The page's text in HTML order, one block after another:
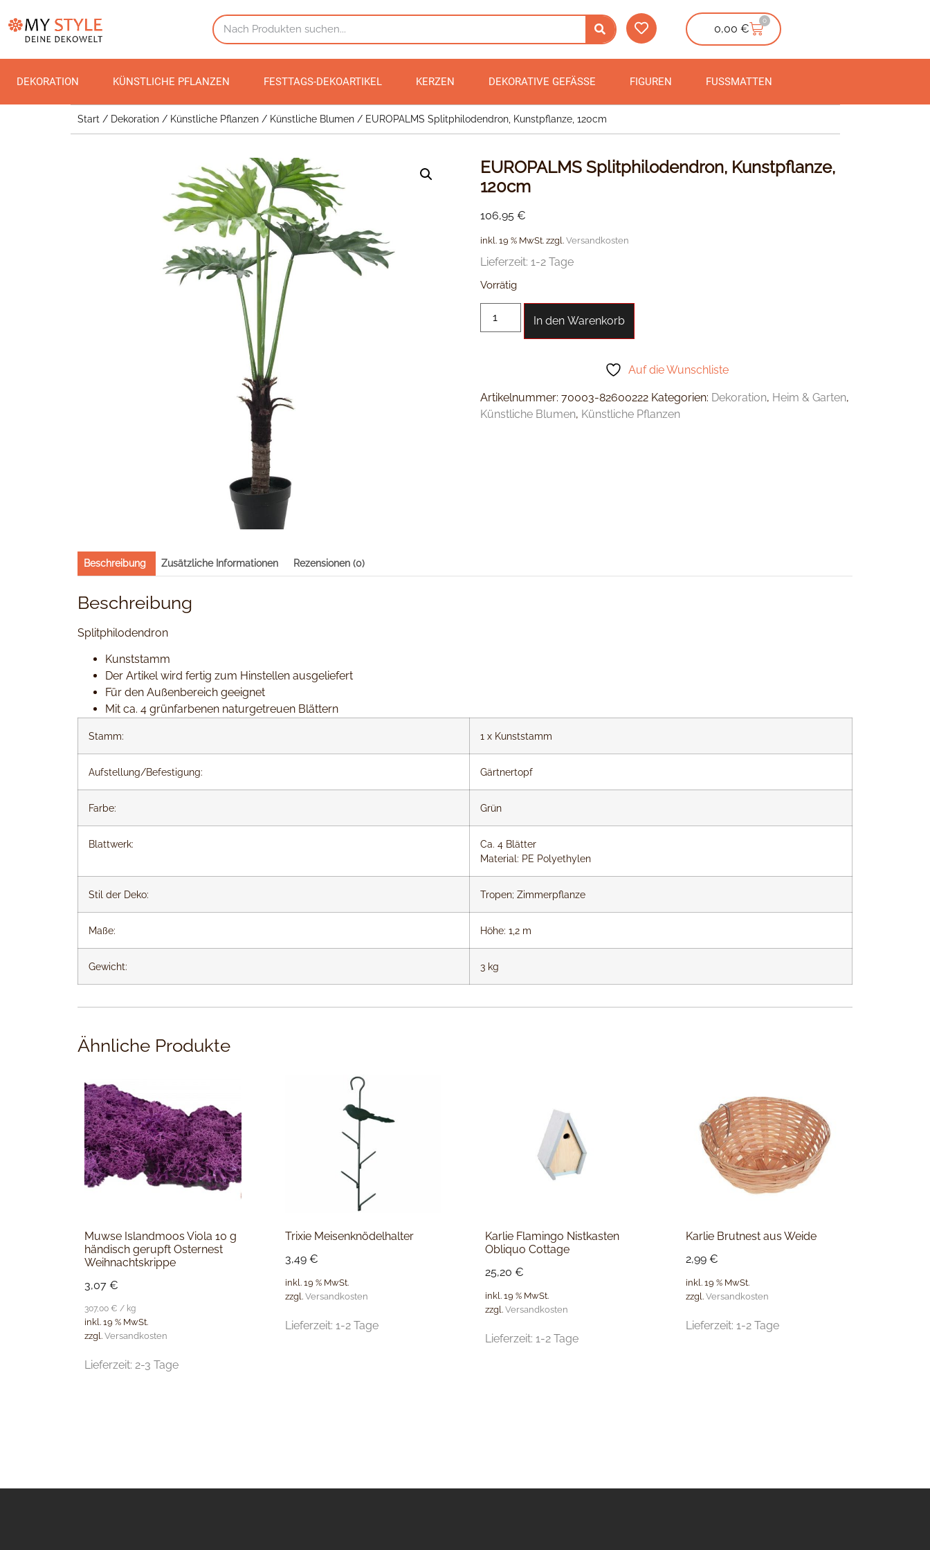
0,00€
0
DEKORATION KÜNSTLICHE PFLANZEN FESTTAGS-DEKOARTIKEL KERZEN DEKORATIVE GEFÄSSE FIGUREN FUSSMATTEN
Start / Dekoration / Künstliche Pflanzen / Künstliche Blumen / EUROPALMS Splitphilodendron, Kunstpflanze, 120cm
EUROPALMS Splitphilodendron, Kunstpflanze,
120cm
106,95€
inkl. 19 % MwSt. zzgl.Versandkosten
Lieferzeit:1-2 Tage
Vorrätig
In den Warenkorb
Auf die Wunschliste
Artikelnummer:70003-82600222 Kategorien: Dekoration, Heim & Garten,
Künstliche Blumen, Künstliche Pflanzen
Beschreibung Zusätzliche Informationen Rezensionen (0)
Beschreibung
Splitphilodendron
Kunststamm
Der Artikel wird fertig zum Hinstellen ausgeliefert
Für den Außenbereich geeignet
Mit ca. 4 grünfarbenen naturgetreuen Blättern
Stamm: 1 x Kunststamm
Aufstellung/Befestigung: Gärtnertopf
Farbe: Grün
Blattwerk:
Ca. 4 Blätter
Material: PE Polyethylen
Stil der Deko: Tropen; Zimmerpflanze
Maße: Höhe: 1,2 m
Gewicht: 3 kg
Ähnliche Produkte
Muwse Islandmoos Viola 10 g
händisch gerupft Osternest
Weihnachtskrippe
3,07 €
307,00 € / kg
inkl. 19 % MwSt.
zzgl. Versandkosten
Lieferzeit: 2-3 Tage
Trixie Meisenknödelhalter
3,49 €
inkl. 19 % MwSt.
zzgl. Versandkosten
Lieferzeit: 1-2 Tage
Karlie Flamingo Nistkasten
Obliquo Cottage
25,20 €
inkl. 19 % MwSt.
zzgl. Versandkosten
Lieferzeit: 1-2 Tage
Karlie Brutnest aus Weide
2,99 €
inkl. 19 % MwSt.
zzgl. Versandkosten
Lieferzeit: 1-2 Tage